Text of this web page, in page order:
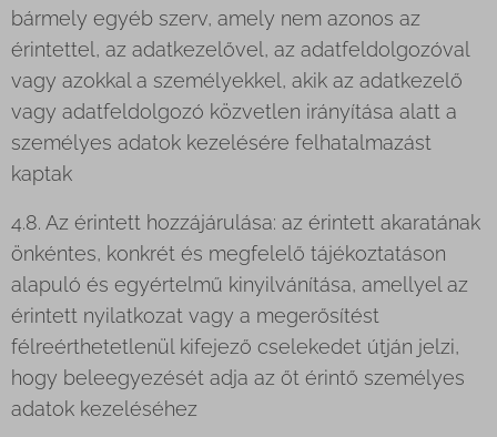
bármely egyéb szerv, amely nem azonos az
érintettel, az adatkezelővel, az adatfeldolgozóval
vagy azokkal a személyekkel, akik az adatkezelő
vagy adatfeldolgozó közvetlen irányítása alatt a
személyes adatok kezelésére felhatalmazást
kaptak
4.8. Az érintett hozzájárulása: az érintett akaratának
önkéntes, konkrét és megfelelő tájékoztatáson
alapuló és egyértelmű kinyilvánítása, amellyel az
érintett nyilatkozat vagy a megerősítést
félreérthetetlenül kifejező cselekedet útján jelzi,
hogy beleegyezését adja az őt érintő személyes
adatok kezeléséhez